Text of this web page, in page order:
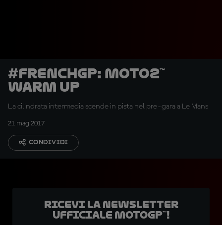
#FrenchGP: Moto2™
Warm Up
La cilindrata intermedia scende in pista nel pre-gara a Le Mans
21 mag 2017
CONDIVIDI
Ricevi la newsletter
ufficiale MotoGP™!